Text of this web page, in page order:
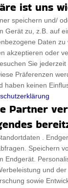
Black
Cookies
ist uns
speichern und/
Gerät zu, z.B. auf
Daten zu
akzeptieren oder
Sie
Präferenzen
haben keinen
Partner
.
Speichern
Endgerät.
und
sowie